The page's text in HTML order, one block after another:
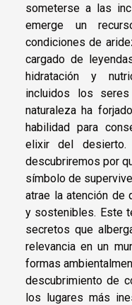
someterse a las
emerge un
condiciones de
cargado de
hidratación y
incluidos los seres
naturaleza ha
habilidad para
elixir del desierto.
descubriremos por
símbolo de
atrae la atención de
y sostenibles. Este
secretos que
relevancia en un
formas
descubrimiento de
los lugares más